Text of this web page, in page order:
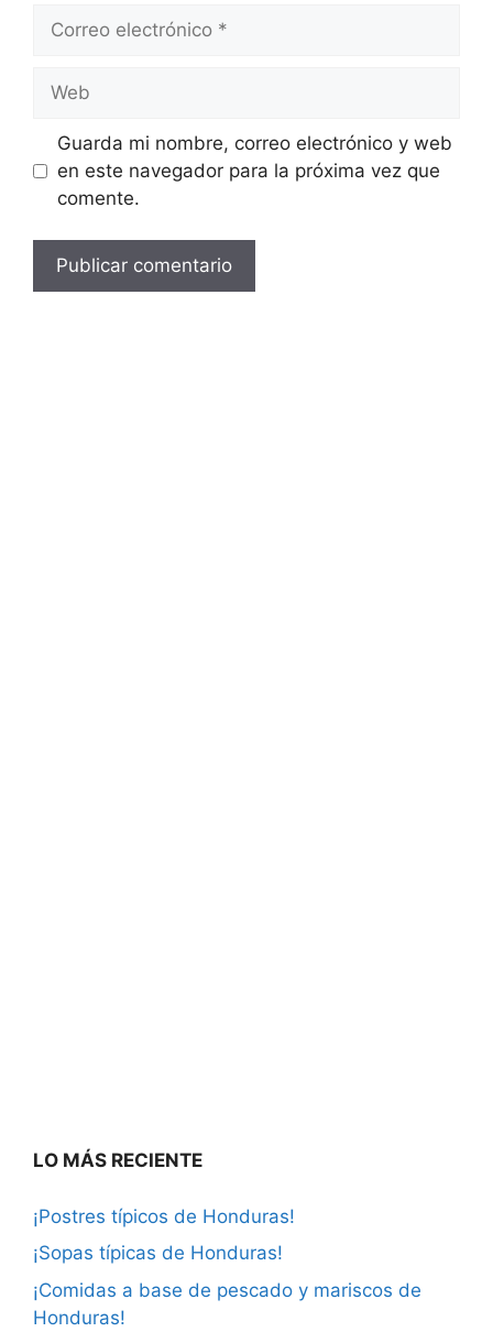
electrónico
Guarda mi nombre, correo electrónico y web
en este navegador para la próxima vez que
comente.
LO MÁS RECIENTE
¡Postres típicos de Honduras!
¡Sopas típicas de Honduras!
¡Comidas a base de pescado y mariscos de
Honduras!